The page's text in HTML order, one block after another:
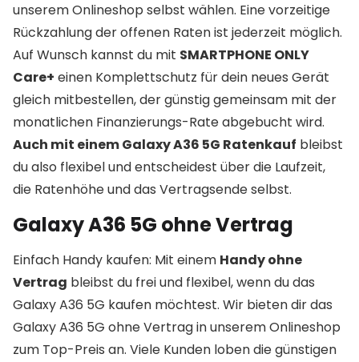
unserem Onlineshop selbst wählen. Eine vorzeitige
Rückzahlung der offenen Raten ist jederzeit möglich.
Auf Wunsch kannst du mit SMARTPHONE ONLY
Care+ einen Komplettschutz für dein neues Gerät
gleich mitbestellen, der günstig gemeinsam mit der
monatlichen Finanzierungs-Rate abgebucht wird.
Auch mit einem Galaxy A36 5G Ratenkauf bleibst
du also flexibel und entscheidest über die Laufzeit,
die Ratenhöhe und das Vertragsende selbst.
Galaxy A36 5G ohne Vertrag
Einfach Handy kaufen: Mit einem Handy ohne
Vertrag bleibst du frei und flexibel, wenn du das
Galaxy A36 5G kaufen möchtest. Wir bieten dir das
Galaxy A36 5G ohne Vertrag in unserem Onlineshop
zum Top-Preis an. Viele Kunden loben die günstigen